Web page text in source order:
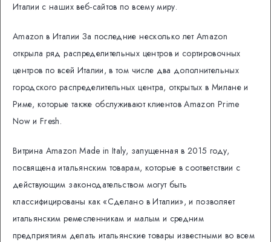
Италии с наших веб-сайтов по всему миру.
Amazon в Италии За последние несколько лет Amazon
открыла ряд распределительных центров и сортировочных
центров по всей Италии, в том числе два дополнительных
городского распределительных центра, открытых в Милане и
Риме, которые также обслуживают клиентов Amazon Prime
Now и Fresh.
Витрина Amazon Made in Italy, запущенная в 2015 году,
посвящена итальянским товарам, которые в соответствии с
действующим законодательством могут быть
классифицированы как «Сделано в Италии», и позволяет
итальянским ремесленникам и малым и средним
предприятиям делать итальянские товары известными во всем